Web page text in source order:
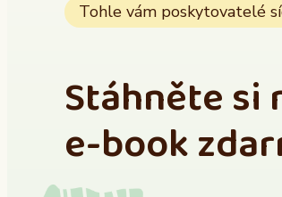
Tohle vám poskytovatelé
Stáhněte si
e-book